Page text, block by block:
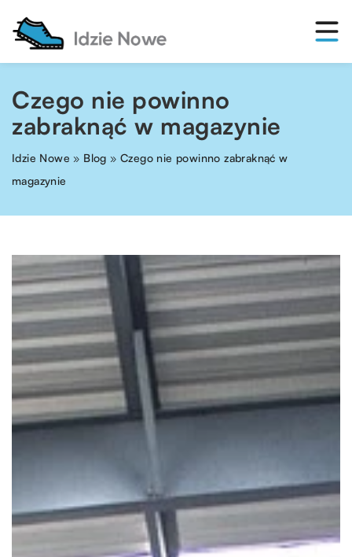
Czego nie powinno
zabraknąć w magazynie
Idzie Nowe » Blog »Czego nie powinno zabraknąć w
magazynie